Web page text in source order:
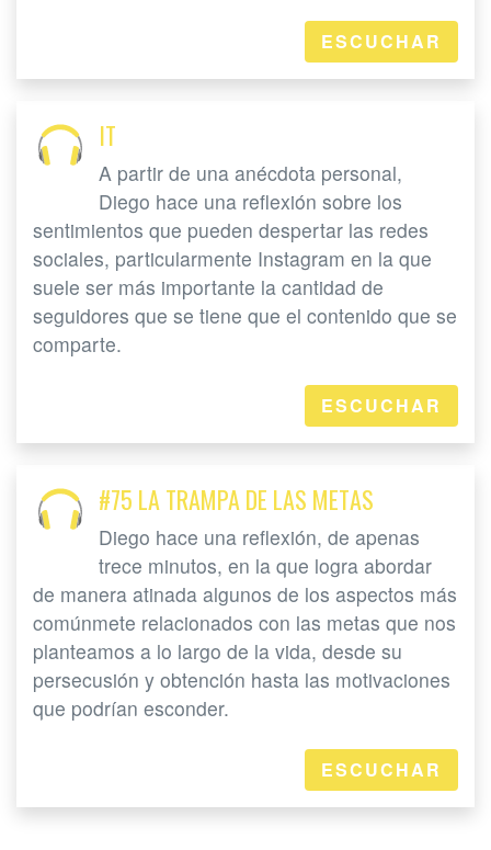
ESCUCHAR
IT
A partir de una anécdota personal,
Diego hace una reflexión sobre los
sentimientos que pueden despertar las redes
sociales, particularmente Instagram en la que
suele ser más importante la cantidad de
seguidores que se tiene que el contenido que se
comparte.
ESCUCHAR
#75 LA TRAMPA DE LAS METAS
Diego hace una reflexión, de apenas
trece minutos, en la que logra abordar
de manera atinada algunos de los aspectos más
comúnmete relacionados con las metas que nos
planteamos a lo largo de la vida, desde su
persecusión y obtención hasta las motivaciones
que podrían esconder.
ESCUCHAR